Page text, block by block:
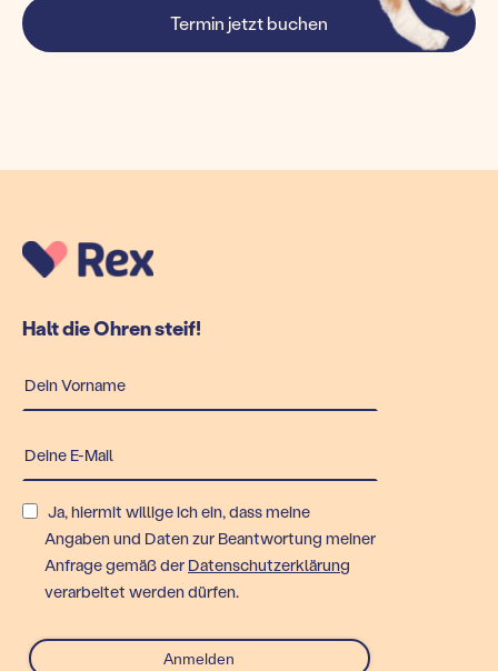
Termin jetzt buchen
Halt die Ohren steif!
Ja, hiermit willige ich ein, dass meine
Angaben und Daten zur Beantwortung meiner
Anfrage gemäß der Datenschutzerklärung
verarbeitet werden dürfen.